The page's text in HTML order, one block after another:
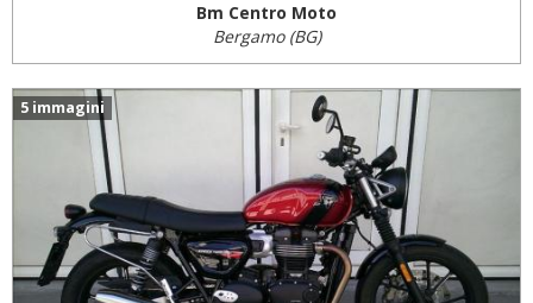
Bm Centro Moto
Bergamo (BG)
5 immagini